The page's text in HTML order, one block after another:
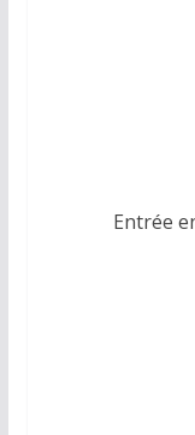
Entrée